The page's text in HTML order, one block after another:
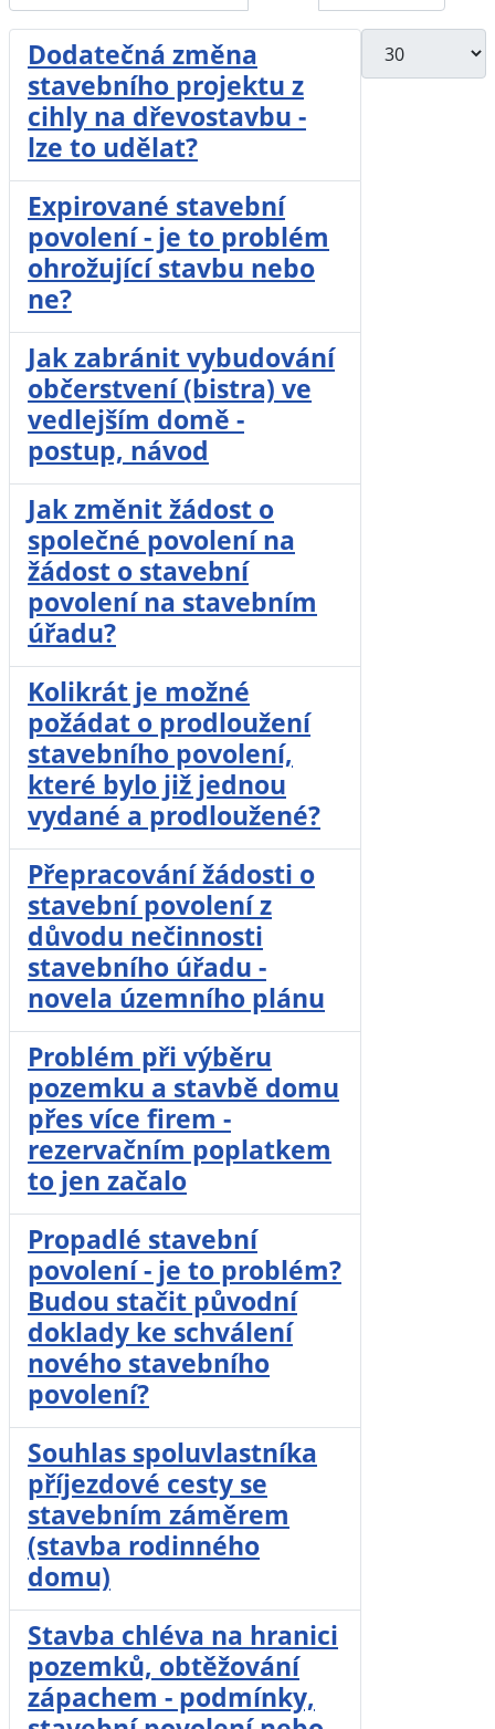
Dodatečná změna
stavebního projektu z
cihly na dřevostavbu -
lze to udělat?
Expirované stavební
povolení - je to problém
ohrožující stavbu nebo
ne?
Jak zabránit vybudování
občerstvení (bistra) ve
vedlejším domě -
postup, návod
Jak změnit žádost o
společné povolení na
žádost o stavební
povolení na stavebním
úřadu?
Kolikrát je možné
požádat o prodloužení
stavebního povolení,
které bylo již jednou
vydané a prodloužené?
Přepracování žádosti o
stavební povolení z
důvodu nečinnosti
stavebního úřadu -
novela územního plánu
Problém při výběru
pozemku a stavbě domu
přes více firem -
rezervačním poplatkem
to jen začalo
Propadlé stavební
povolení - je to problém?
Budou stačit původní
doklady ke schválení
nového stavebního
povolení?
Souhlas spoluvlastníka
příjezdové cesty se
stavebním záměrem
(stavba rodinného
domu)
Stavba chléva na hranici
pozemků, obtěžování
zápachem - podmínky,